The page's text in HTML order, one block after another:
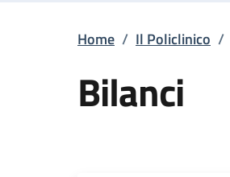
Briciole di
Home / Il Policlinico /
Bilanci